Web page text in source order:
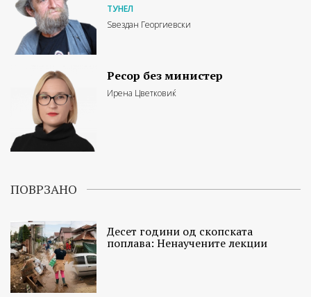
ТУНЕЛ
Ѕвездан Георгиевски
Ресор без министер
Ирена Цветковиќ
ПОВРЗАНО
Десет години од скопската
поплава: Ненаучените лекции